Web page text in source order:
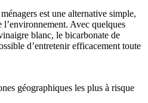
est une alternative simple,
l’environnement. Avec quelques
blanc, le bicarbonate de
d’entretenir efficacement toute